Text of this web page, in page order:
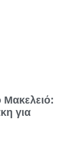
Μακελειό:
για